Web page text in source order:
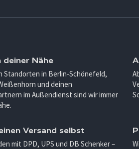
deiner Nähe
Standorten in Berlin-Schönefeld,
und deinen
im Außendienst sind wir immer
Versand selbst
mit DPD, UPS und DB Schenker –